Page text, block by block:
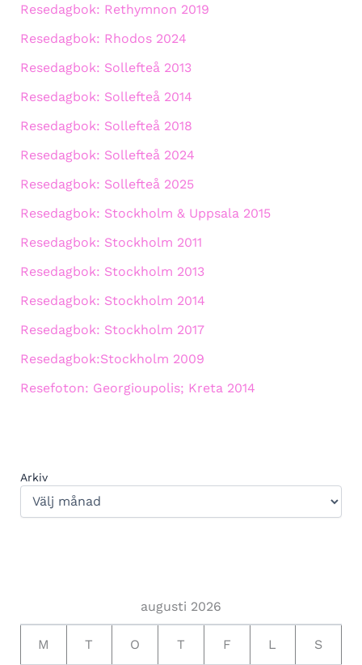
Resedagbok: Rethymnon 2019
Resedagbok: Rhodos 2024
Resedagbok: Sollefteå 2013
Resedagbok: Sollefteå 2014
Resedagbok: Sollefteå 2018
Resedagbok: Sollefteå 2024
Resedagbok: Sollefteå 2025
Resedagbok: Stockholm & Uppsala 2015
Resedagbok: Stockholm 2011
Resedagbok: Stockholm 2013
Resedagbok: Stockholm 2014
Resedagbok: Stockholm 2017
Resedagbok:Stockholm 2009
Resefoton: Georgioupolis; Kreta 2014
Arkiv
augusti 2026
M T O T F L S